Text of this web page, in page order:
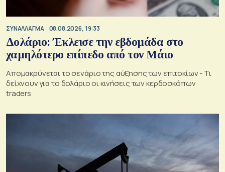
ΣΥΝΑΛΛΑΓΜΑ 08.08.2026, 19:33
Δολάριο: Έκλεισε την εβδομάδα στο
χαμηλότερο επίπεδο από τον Μάιο
Απομακρύνεται το σενάριο της αύξησης των επιτοκίων - Τι
δείχνουν για το δολάριο οι κινήσεις των κερδοσκόπων
traders